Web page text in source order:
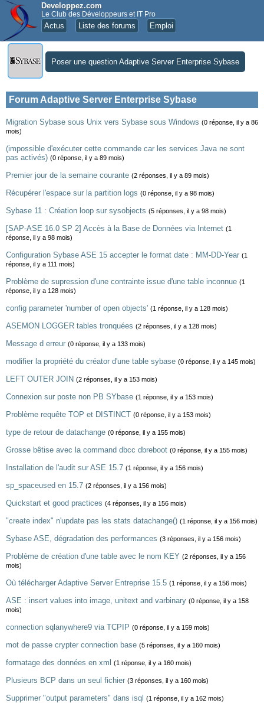
Developpez.com
Le Club des Développeurs et IT Pro
Actus Liste des forums Emploi
Poser une question Adaptive Server Enterprise Sybase
Forum Adaptive Server Enterprise Sybase
Migration Sybase sous Unix vers Sybase sous Windows (0 réponse, il y a 86
mois)
(impossible d'exécuter cette commande car les services Java ne sont
pas activés) (0 réponse, il y a 89 mois)
Premier jour de la semaine courante (2 réponses, il y a 89 mois)
Récupérer l'espace sur la partition logs (0 réponse, il y a 98 mois)
Sybase 11 : Création loop sur sysobjects (5 réponses, il y a 98 mois)
[SAP-ASE 16.0 SP 2] Accès à la Base de Données via Internet (1
réponse, il y a 98 mois)
Configuration Sybase ASE 15 accepter le format date : MM-DD-Year (1
réponse, il y a 111 mois)
Problème de supression d'une contrainte issue d'une table inconnue (1
réponse, il y a 128 mois)
config parameter 'number of open objects' (1 réponse, il y a 128 mois)
ASEMON LOGGER tables tronquées (2 réponses, il y a 128 mois)
Message d erreur (0 réponse, il y a 133 mois)
modifier la propriété du créator d'une table sybase (0 réponse, il y a 145 mois)
LEFT OUTER JOIN (2 réponses, il y a 153 mois)
Connexion sur poste non PB SYbase (1 réponse, il y a 153 mois)
Problème requête TOP et DISTINCT (0 réponse, il y a 153 mois)
type de retour de datachange (0 réponse, il y a 155 mois)
Grosse bêtise avec la command dbcc dbreboot (0 réponse, il y a 155 mois)
Installation de l'audit sur ASE 15.7 (1 réponse, il y a 156 mois)
sp_spaceused en 15.7 (2 réponses, il y a 156 mois)
Quickstart et good practices (4 réponses, il y a 156 mois)
"create index" n'update pas les stats datachange() (1 réponse, il y a 156 mois)
Sybase ASE, dégradation des performances (3 réponses, il y a 156 mois)
Problème de création d'une table avec le nom KEY (2 réponses, il y a 156
mois)
Où télécharger Adaptive Server Entreprise 15.5 (1 réponse, il y a 156 mois)
ASE : insert values into image, unitext and varbinary (0 réponse, il y a 158
mois)
connection sqlanywhere9 via TCPIP (0 réponse, il y a 159 mois)
mot de passe crypter connection base (5 réponses, il y a 160 mois)
formatage des données en xml (1 réponse, il y a 160 mois)
Plusieurs BCP dans un seul fichier (3 réponses, il y a 160 mois)
Supprimer "output parameters" dans isql (1 réponse, il y a 162 mois)